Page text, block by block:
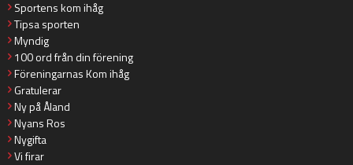
Sportens kom ihåg
Tipsa sporten
Myndig
100 ord från din förening
Föreningarnas Kom ihåg
Gratulerar
Ny på Åland
Nyans Ros
Nygifta
Vi firar